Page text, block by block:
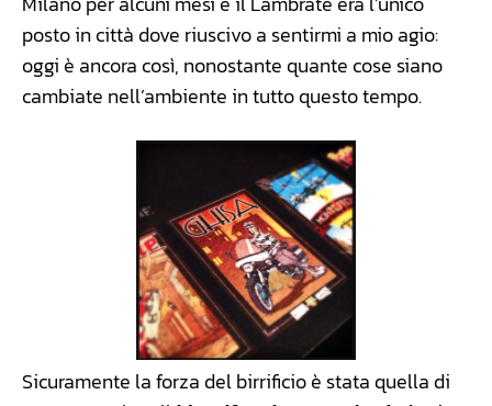
posto in città dove riuscivo a sentirmi a mio agio:
oggi è ancora così, nonostante quante cose siano
cambiate nell’ambiente in tutto questo tempo.
Sicuramente la forza del birrificio è stata quella di